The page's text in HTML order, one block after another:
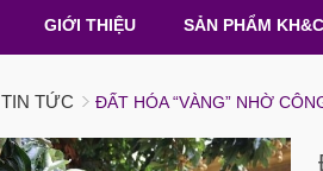
GIỚI THIỆU SẢN PHẨM
TIN TỨC ĐẤT HÓA “VÀNG” NHỜ